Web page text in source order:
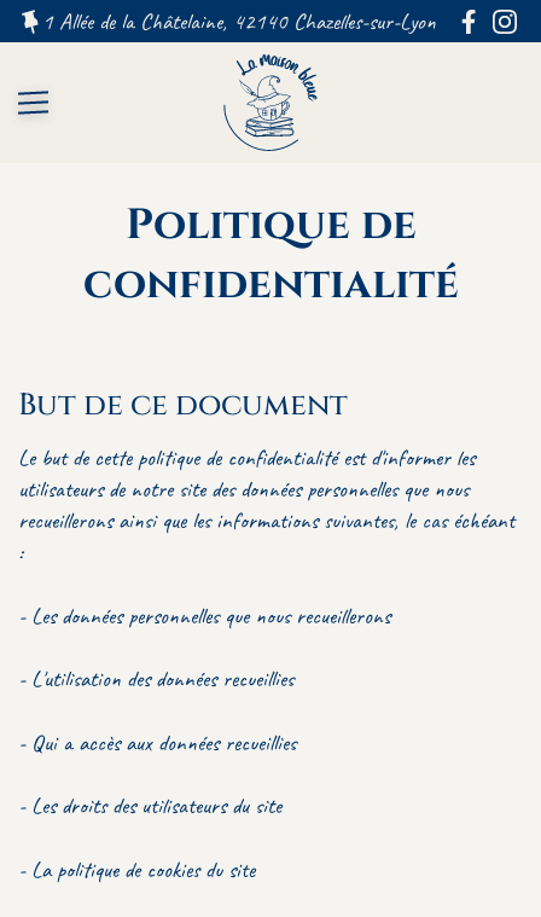
1 Allée de la Châtelaine, 42140 Chazelles-sur-Lyon FRANCE
Politique de
confidentialité
But de ce document
Le but de cette politique de confidentialité est d'informer les
utilisateurs de notre site des données personnelles que nous
recueillerons ainsi que les informations suivantes, le cas échéant
:
- Les données personnelles que nous recueillerons
- L'utilisation des données recueillies
- Qui a accès aux données recueillies
- Les droits des utilisateurs du site
- La politique de cookies du site